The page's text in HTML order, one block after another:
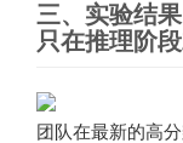
三、实验结
只在推理阶
团队在最新的高